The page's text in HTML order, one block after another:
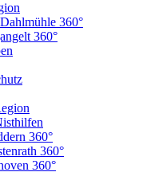
360°
360°
360°
360°
360°